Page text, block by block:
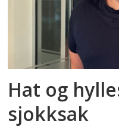
Hat og
sjokksak